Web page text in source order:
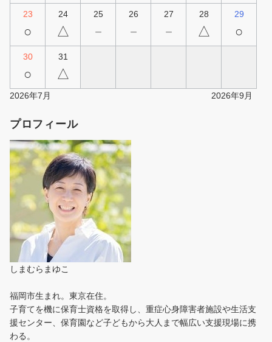
23
○
24
△
25
－
26
－
27
－
28
△
29
○
30
○
31
△
2026年7月 2026年9月
プロフィール
しまむらまゆこ
福岡市生まれ。東京在住。
子育てを機に保育士資格を取得し、重症心身障害者施設や生活支
援センター、保育園など子どもから大人まで幅広い支援現場に携
わる。